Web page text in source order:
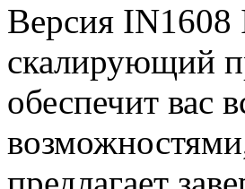
Версия IN1608
скалирующий
обеспечит вас